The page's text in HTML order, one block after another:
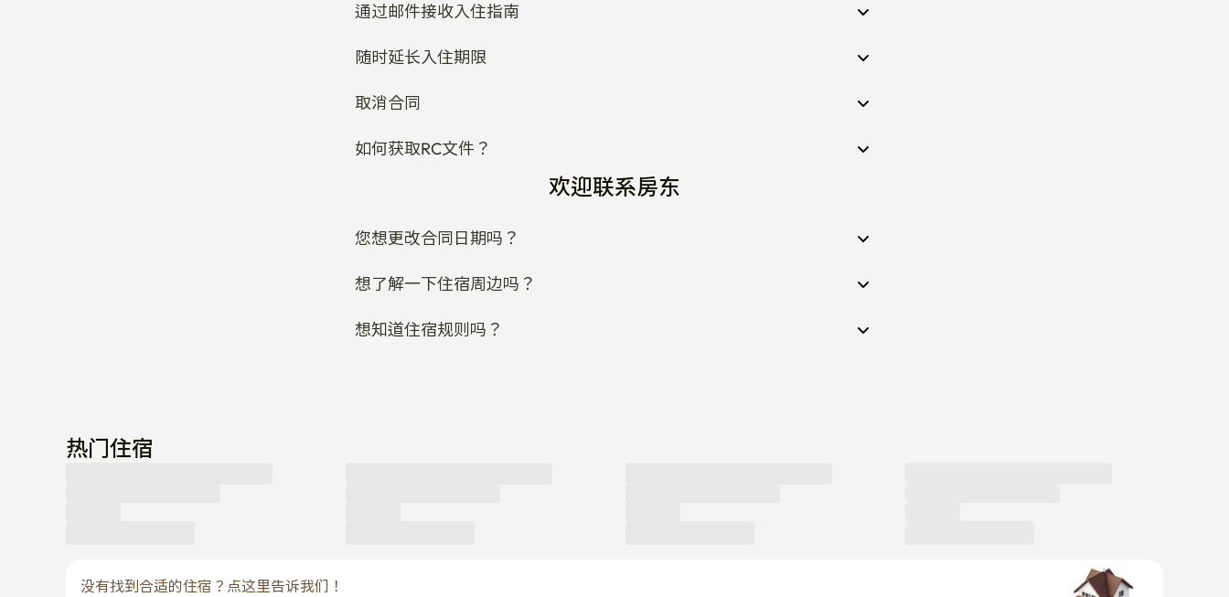
通过邮件接收入住指南
随时延长入住期限
取消合同
如何获取RC文件？
欢迎联系房东
您想更改合同日期吗？
想了解一下住宿周边吗？
想知道住宿规则吗？
热门住宿
没有找到合适的住宿？点这里告诉我们！